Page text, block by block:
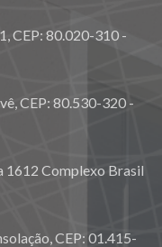
CEP: 80.020-310 -
CEP: 80.530-320 -
1612 Complexo Brasil
CEP: 01.415-